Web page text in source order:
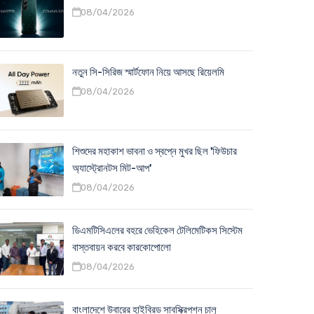
08/04/2026
নতুন সি-সিরিজ স্মার্টফোন নিয়ে আসছে রিয়েলমি
08/04/2026
শিশুদের মহাকাশ ভাবনা ও স্বপ্নে মুখর ছিল 'ফিউচার
অ্যাস্ট্রোনটস মিট-আপ'
08/04/2026
ডিএমটিসিএলের বহরে ভেহিকেল টেলিমেটিকস সিস্টেম
বাস্তবায়ন করবে কারকোপোলো
08/04/2026
বাংলাদেশে উবারের হাইব্রিড সাবস্ক্রিপশন চালু